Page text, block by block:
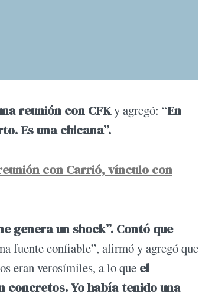
reunión con CFKy agregó: “En
Es una chicana”.
con Carrió, vínculo con
genera un shock”. Contó que
fuente confiable”, afirmó y agregó que
eran verosímiles, a lo que el
concretos. Yo había tenido una